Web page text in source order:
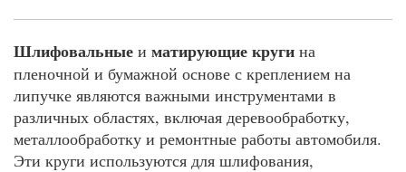
Шлифовальные и матирующиекруги на
пленочной и бумажной основе с креплением на
липучке являются важными инструментами в
различных областях, включая деревообработку,
металлообработку и ремонтные работы автомобиля.
Эти круги используются для шлифования,